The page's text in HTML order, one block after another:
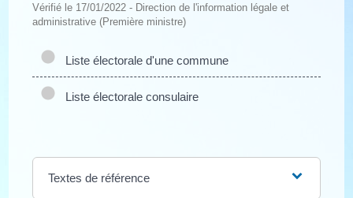
Vérifié le 17/01/2022 - Direction de l'information légale et
administrative (Première ministre)
Liste électorale d'une commune
Liste électorale consulaire
Textes de référence